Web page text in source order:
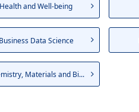
Health and Well-being
Business Data Science
Materials and Bi...